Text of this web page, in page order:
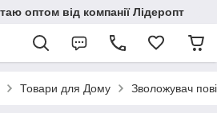
оптом від компанії Лідеропт
Товари для Дому Зволожувач